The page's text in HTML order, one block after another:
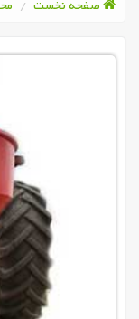
صفحه نخست